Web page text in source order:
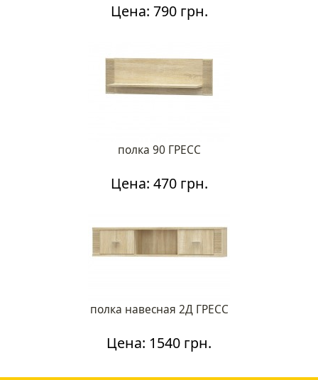
Цена: 790 грн.
полка 90 ГРЕСС
Цена: 470 грн.
полка навесная 2Д ГРЕСС
Цена: 1540 грн.